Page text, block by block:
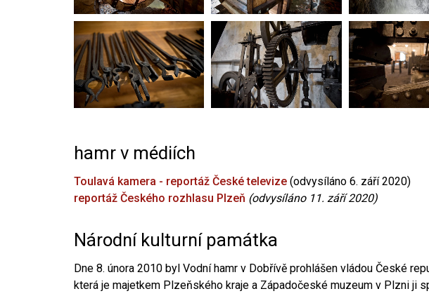
hamr v médiích
Toulavá kamera - reportáž České televize (odvysíláno 6. září 2020)
reportáž Českého rozhlasu Plzeň (odvysíláno 11. září 2020)
Národní kulturní památka
Dne 8. února 2010 byl Vodní hamr v Dobřívě prohlášen vládou České
která je majetkem Plzeňského kraje a Západočeské muzeum v Plzni ji